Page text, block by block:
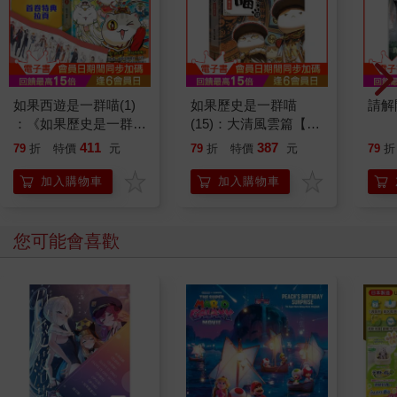
如果西遊是一群喵(1)
：《如果歷史是一群
喵》作者最新力作，附
79 折 特價 411 元
加入購物車
如果歷史是一群喵
(15)：大清風雲篇【萌
貓漫畫學歷史】
79 折 特價 387 元
加入購物車
請解
79 折
您可能會喜歡